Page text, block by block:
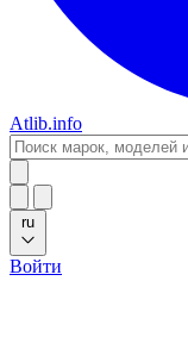
Atlib.info
ru
Войти